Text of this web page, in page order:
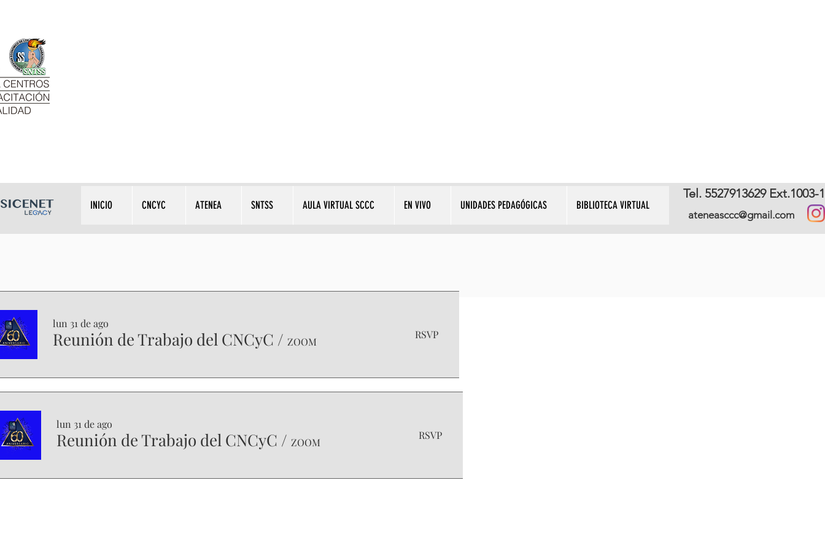
INICIO CNCYC ATENEA SNTSS AULA VIRTUAL SCCC EN VIVO UNIDADES PEDAGÓGICAS BIBLIOTECA VIRTUAL
Tel. 5527913629 Ext.1003-
ateneasccc@gmail.com
lun 31 de ago
Reunión de Trabajo del CNCyC / ZOOM
RSVP
lun 31 de ago
Reunión de Trabajo del CNCyC / ZOOM
RSVP